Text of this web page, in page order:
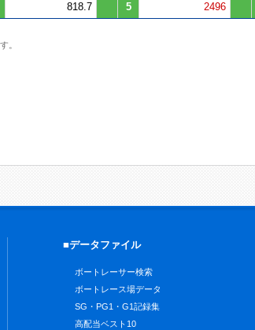
818.7 5 2496
。
■データファイル
ボートレーサー検索
ボートレース場データ
SG・PG1・G1記録集
高配当ベスト10